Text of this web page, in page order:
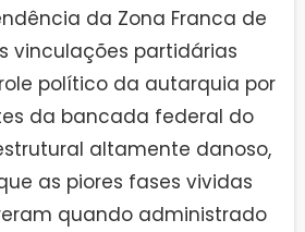
da Zona Franca de
vinculações partidárias
político da autarquia por
da bancada federal do
altamente danoso,
as piores fases vividas
quando administrado